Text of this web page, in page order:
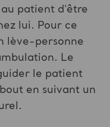
patient d'être
lui. Pour ce
lève-personne
Le
le patient
en suivant un